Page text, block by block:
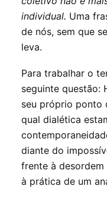
individual. Uma
de nós, sem que
leva.
Para trabalhar o
seguinte questão:
seu próprio ponto
qual dialética
diante do
frente à
à prática de um